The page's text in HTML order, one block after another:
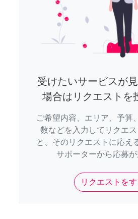
受けたいサービスが
場合はリクエストを
ご希望内容、エリア、予算
数などを入力してリクエ
と、そのリクエストに応え
サポーターから応募が
リクエストをす